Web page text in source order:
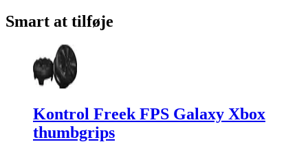
Smart at tilføje
Kontrol Freek FPS Galaxy Xbox
thumbgrips